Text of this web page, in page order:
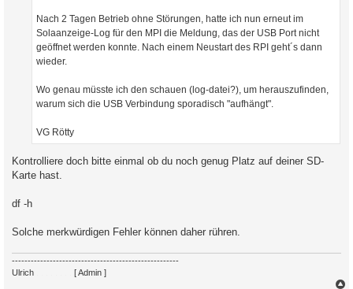
Nach 2 Tagen Betrieb ohne Störungen, hatte ich nun erneut im
Solaanzeige-Log für den MPI die Meldung, das der USB Port nicht
geöffnet werden konnte. Nach einem Neustart des RPI geht´s dann
wieder.
Wo genau müsste ich den schauen (log-datei?), um herauszufinden,
warum sich die USB Verbindung sporadisch "aufhängt".
VG Rötty
Kontrolliere doch bitte einmal ob du noch genug Platz auf deiner SD-
Karte hast.
df -h
Solche merkwürdigen Fehler können daher rühren.
-----------------------------------------------------
Ulrich
[ Admin ]